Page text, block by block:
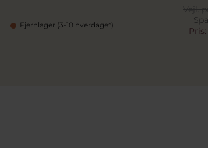
Fjernlager (3-10 hverdage*)
Vejl.
Pris: